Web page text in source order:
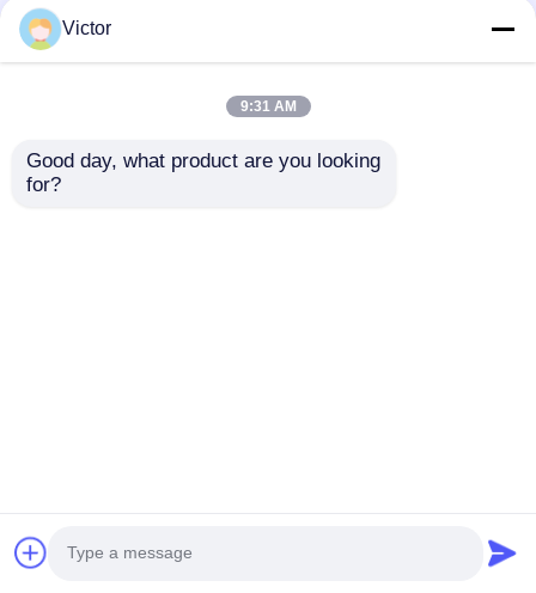
Victor
9:31 AM
Good day, what product are you looking
for?